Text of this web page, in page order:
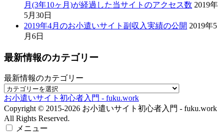
最新情報のカテゴリー
お小遣いサイト初心者入門 - fuku.work
All Rights Reserved.
メニュー
ホーム
当サイトについて
当サイトについて
お問い合わせ